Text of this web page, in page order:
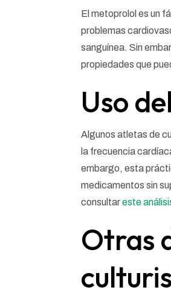
El metoprolol es un
problemas
sanguínea. Sin
propiedades que
Uso
Algunos atletas de
la frecuencia
embargo, esta
medicamentos sin
consultareste
Otras